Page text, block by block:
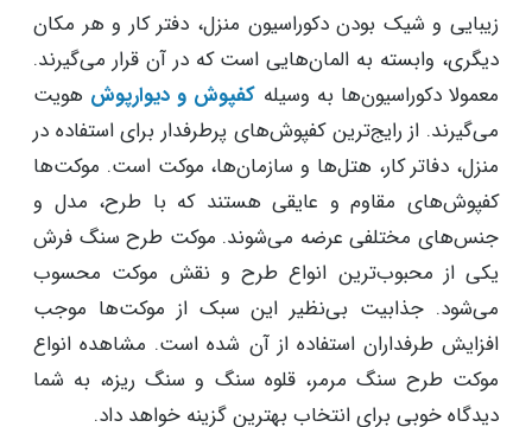
زیبایی و شیک بودن دکوراسیون منزل، دفتر کار و هر مکان
دیگری، وابسته به المان‌هایی است که در آن قرار می‌گیرند.
معمولا دکوراسیون‌ها به وسیلهکفپوش و دیوارپوشهویت
می‌گیرند. از رایج‌ترین کفپوش‌های پرطرفدار برای استفاده در
منزل، دفاتر کار، هتل‌ها و سازمان‌ها، موکت است. موکت‌ها
کفپوش‌های مقاوم و عایقی هستند که با طرح، مدل و
جنس‌های مختلفی عرضه می‌شوند. موکت طرح سنگ فرش
یکی از محبوب‌ترین انواع طرح و نقش موکت محسوب
می‌شود. جذابیت بی‌نظیر این سبک از موکت‌ها موجب
افزایش طرفداران استفاده از آن شده است. مشاهده انواع
موکت طرح سنگ مرمر، قلوه سنگ و سنگ ریزه، به شما
دیدگاه خوبی برای انتخاب بهترین گزینه خواهد داد.